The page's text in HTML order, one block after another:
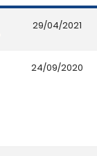
29/04/2021
24/09/2020